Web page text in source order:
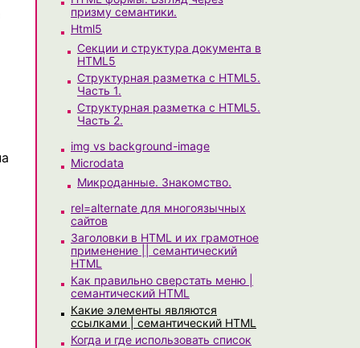
призму семантики.
Html5
Секции и структура документа в
HTML5
Структурная разметка с HTML5.
Часть 1.
Структурная разметка с HTML5.
Часть 2.
img vs background-image
Microdata
Микроданные. Знакомство.
rel=alternate для многоязычных
сайтов
Заголовки в HTML и их грамотное
применение || семантический
HTML
Как правильно сверстать меню |
семантический HTML
Какие элементы являются
ссылками | семантический HTML
Когда и где использовать список